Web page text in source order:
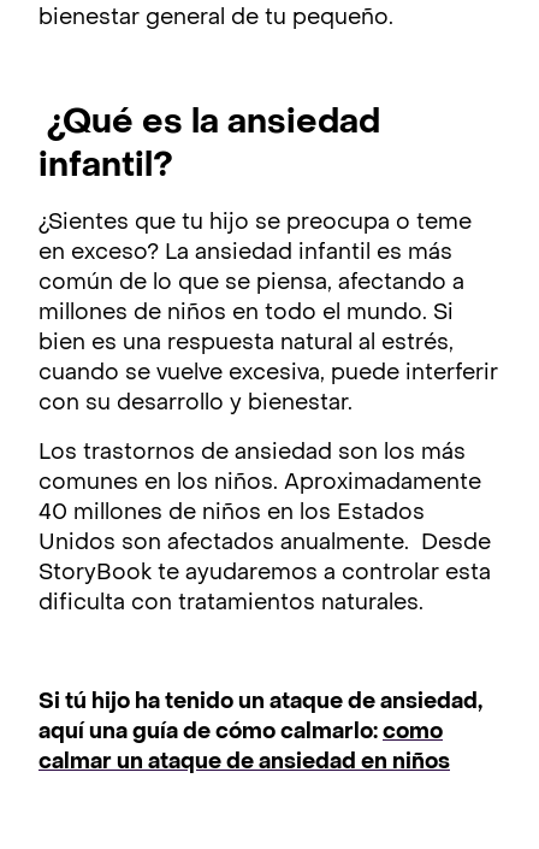
bienestar general de tu pequeño.
¿Qué es la ansiedad
infantil?
¿Sientes que tu hijo se preocupa o teme
en exceso? La ansiedad infantil es más
común de lo que se piensa, afectando a
millones de niños en todo el mundo. Si
bien es una respuesta natural al estrés,
cuando se vuelve excesiva, puede interferir
con su desarrollo y bienestar.
Los trastornos de ansiedad son los más
comunes en los niños. Aproximadamente
40 millones de niños en los Estados
Unidos son afectados anualmente. Desde
StoryBook te ayudaremos a controlar esta
dificulta con tratamientos naturales.
Si tú hijo ha tenido un ataque de ansiedad,
aquí una guía de cómo calmarlo: como
calmar un ataque de ansiedad en niños